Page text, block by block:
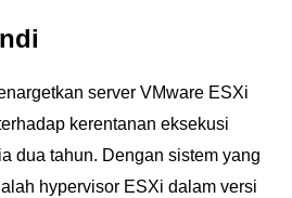
server VMware ESXi
kerentanan eksekusi
dua tahun. Dengan sistem yang
hypervisor ESXi dalam versi